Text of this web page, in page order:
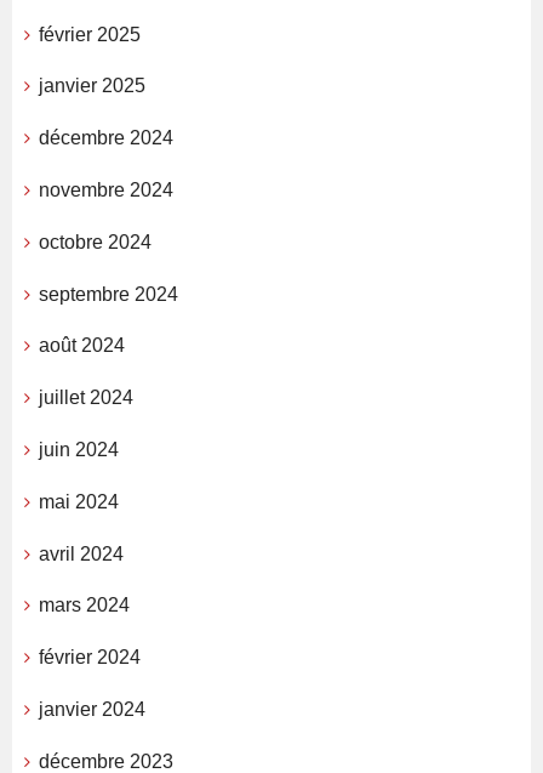
février 2025
janvier 2025
décembre 2024
novembre 2024
octobre 2024
septembre 2024
août 2024
juillet 2024
juin 2024
mai 2024
avril 2024
mars 2024
février 2024
janvier 2024
décembre 2023